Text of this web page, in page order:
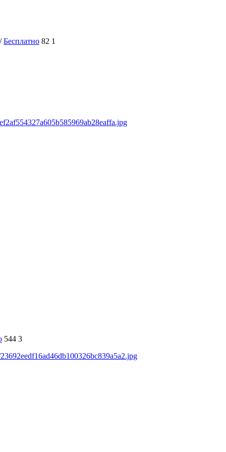
Бесплатно 82 1
544 3